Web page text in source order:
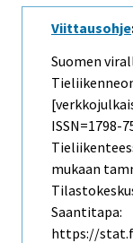
Viittausohje
Suomen
ISSN=1798-
mukaan
Saantitapa:
https://